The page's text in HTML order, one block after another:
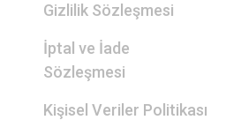
Gizlilik Sözleşmesi
İptal ve İade
Sözleşmesi
Kişisel Veriler Politikası